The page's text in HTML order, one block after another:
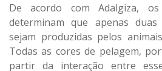
De acordo com Adalgiza,
determinam que apenas
sejam produzidas pelos
Todas as cores de pelagem,
partir da interação entre